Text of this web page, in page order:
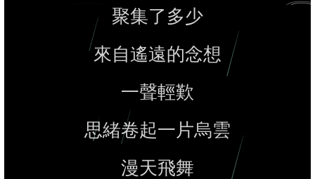
聚集了多少
來自遙遠的念想
一聲輕歎
思緒卷起一片烏雲
漫天飛舞